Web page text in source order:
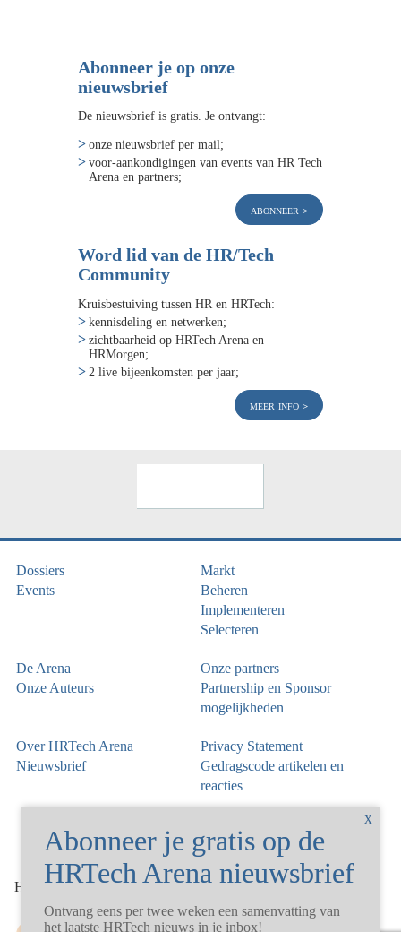
Abonneer je op onze
nieuwsbrief
De nieuwsbrief is gratis. Je ontvangt:
onze nieuwsbrief per mail;
voor-aankondigingen van events van HR Tech
Arena en partners;
abonneer
Word lid van de HR/Tech
Community
Kruisbestuiving tussen HR en HRTech:
kennisdeling en netwerken;
zichtbaarheid op HRTech Arena en
HRMorgen;
2 live bijeenkomsten per jaar;
meer info
Dossiers
Events
Markt
Beheren
Implementeren
Selecteren
De Arena
Onze Auteurs
Onze partners
Partnership en Sponsor
mogelijkheden
Over HRTech Arena
Nieuwsbrief
Privacy Statement
Gedragscode artikelen en
reacties
HRTechArena 2026©
Ontvang eens per twee weken een samenvatting van
het laatste HRTech nieuws in je inbox!